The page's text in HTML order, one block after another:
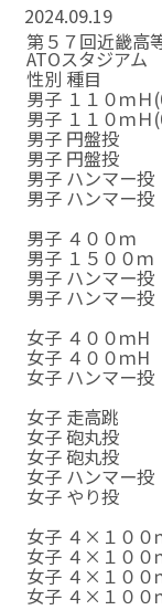
2024.09.19
第５７回近畿高
ATOスタジアム
性別 種目
男子 １１０ｍ
男子 １１０ｍ
男子 円盤投
男子 円盤投
男子 ハンマー投
男子 ハンマー投
男子 ４００ｍ
男子 １５００ｍ
男子 ハンマー投
男子 ハンマー投
女子 ４００ｍH
女子 ４００ｍH
女子 ハンマー投
女子 走高跳
女子砲丸投
女子砲丸投
女子 ハンマー投
女子 やり投
女子 ４×１００
女子 ４×１００
女子 ４×１００
女子 ４×１００